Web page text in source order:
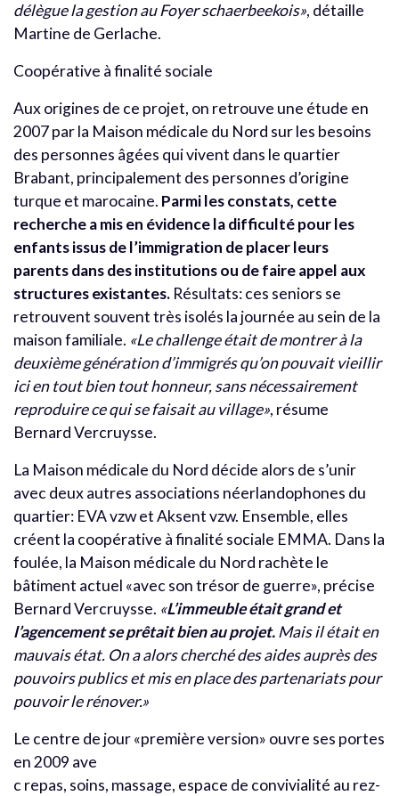
délègue la gestion au Foyer schaerbeekois», détaille
Martine de Gerlache.
Coopérative à finalité sociale
Aux origines de ce projet, on retrouve une étude en
2007 par la Maison médicale du Nord sur les besoins
des personnes âgées qui vivent dans le quartier
Brabant, principalement des personnes d’origine
turque et marocaine. Parmi les constats, cette
recherche a mis en évidence la difficulté pour les
enfants issus de l’immigration de placer leurs
parents dans des institutions ou de faire appel aux
structures existantes. Résultats: ces seniors se
retrouvent souvent très isolés la journée au sein de la
maison familiale. «Le challenge était de montrer à la
deuxième génération d’immigrés qu’on pouvait vieillir
ici en tout bien tout honneur, sans nécessairement
reproduire ce qui se faisait au village», résume
Bernard Vercruysse.
La Maison médicale du Nord décide alors de s’unir
avec deux autres associations néerlandophones du
quartier: EVA vzw et Aksent vzw. Ensemble, elles
créent la coopérative à finalité sociale EMMA. Dans la
foulée, la Maison médicale du Nord rachète le
bâtiment actuel «avec son trésor de guerre», précise
Bernard Vercruysse. «L’immeuble était grand et
l’agencement se prêtait bien au projet.Mais il était en
mauvais état. On a alors cherché des aides auprès des
pouvoirs publics et mis en place des partenariats pour
pouvoir le rénover.»
Le centre de jour «première version» ouvre ses portes
en 2009 ave
c repas, soins, massage, espace de convivialité au rez-